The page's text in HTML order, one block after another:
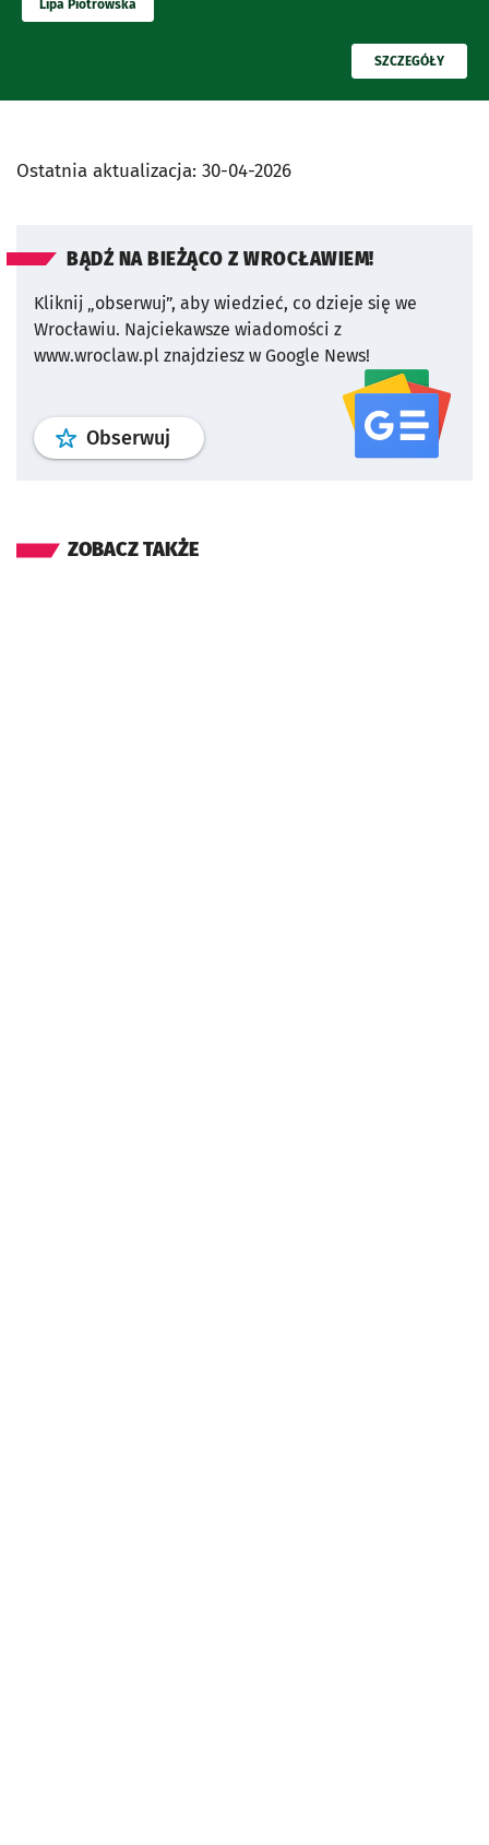
Lipa Piotrowska
PRZECZYTAJ
SZCZEGÓŁY
Ostatnia aktualizacja: 30-04-2026
BĄDŹ NA BIEŻĄCO Z WROCŁAWIEM!
Kliknij „obserwuj”, aby wiedzieć, co dzieje się we
Wrocławiu. Najciekawsze wiadomości z
www.wroclaw.pl znajdziesz w Google News!
Obserwuj profil serwisu
ZOBACZ TAKŻE